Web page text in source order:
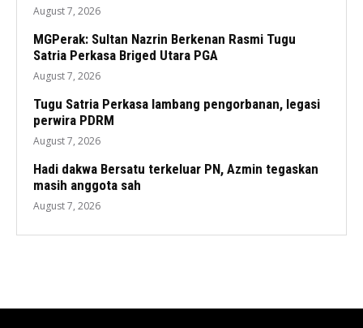
August 7, 2026
MGPerak: Sultan Nazrin Berkenan Rasmi Tugu
Satria Perkasa Briged Utara PGA
August 7, 2026
Tugu Satria Perkasa lambang pengorbanan, legasi
perwira PDRM
August 7, 2026
Hadi dakwa Bersatu terkeluar PN, Azmin tegaskan
masih anggota sah
August 7, 2026